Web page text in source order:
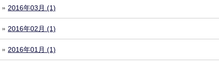
2016年03月 (1)
2016年02月 (1)
2016年01月 (1)